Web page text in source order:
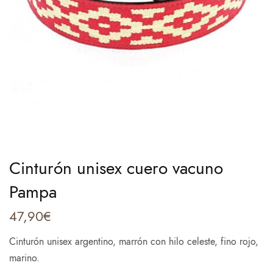
Cinturón unisex cuero vacuno
Pampa
47,90€
Cinturón unisex argentino, marrón con hilo celeste, fino rojo,
marino.